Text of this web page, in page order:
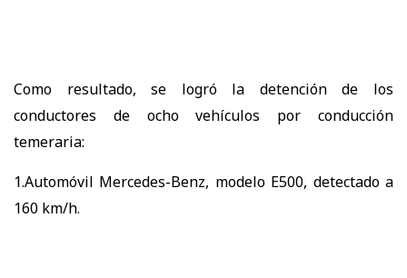
Como resultado, se logró la detención de los
conductores de ocho vehículos por conducción
temeraria:
1.Automóvil Mercedes-Benz, modelo E500, detectado a
160 km/h.